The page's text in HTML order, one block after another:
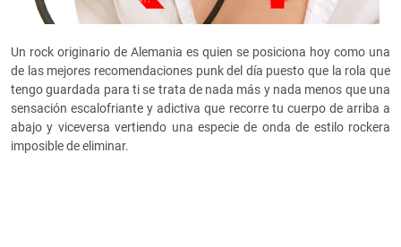
Un rock originario de Alemania es quien se posiciona hoy como una
de las mejores recomendaciones punk del día puesto que la rola que
tengo guardada para ti se trata de nada más y nada menos que una
sensación escalofriante y adictiva que recorre tu cuerpo de arriba a
abajo y viceversa vertiendo una especie de onda de estilo rockera
imposible de eliminar.